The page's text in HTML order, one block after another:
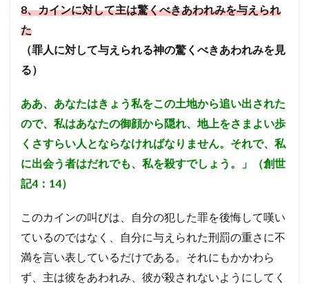
8、カインに対して主は驚くべきあわれみを与えられ
た
（罪人に対して与えられる神の驚くべきあわれみを見
る）
ああ、あなたはきょう私をこの土地から追い出された
ので、私はあなたの御顔から隠れ、地上をさまよい歩
くさすらい人とならなければなりません。それで、私
に出会う者はだれでも、私を殺すでしょう。」（創世
記4：14）
このカインの叫びは、自分の犯した罪を後悔して嘆い
ているのではなく、自分に与えられた刑罰の重さに不
満を言い表しているだけである。 それにもかかわら
ず、主は彼をあわれみ、彼が殺されないようにしてく